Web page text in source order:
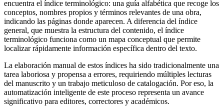
encuentra el índice terminológico: una guía alfabética que recoge los
conceptos, nombres propios y términos relevantes de una obra,
indicando las páginas donde aparecen. A diferencia del índice
general, que muestra la estructura del contenido, el índice
terminológico funciona como un mapa conceptual que permite
localizar rápidamente información específica dentro del texto.
La elaboración manual de estos índices ha sido tradicionalmente una
tarea laboriosa y propensa a errores, requiriendo múltiples lecturas
del manuscrito y un trabajo meticuloso de catalogación. Por eso, la
automatización inteligente de este proceso representa un avance
significativo para editores, correctores y académicos.